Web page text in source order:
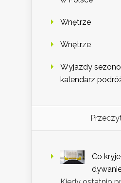
Wnętrze
Wnętrze
Wyjazdy
kalendarz
Co